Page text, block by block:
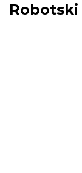
Robotski